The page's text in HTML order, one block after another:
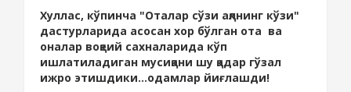
Хуллас, кўпинча "Оталар сўзи ақлнинг кўзи"
дастурларида асосан хор бўлган ота ва
оналар воқеий сахналарида кўп
ишлатиладиган мусиқани шу қадар гўзал
ижро этишдики...одамлар йиғлашди!